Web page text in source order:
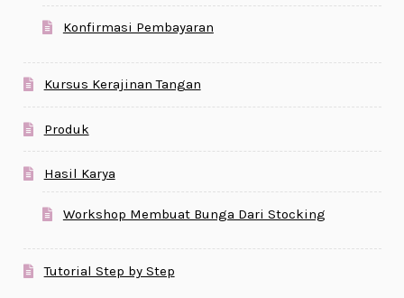
Konfirmasi Pembayaran
Kursus Kerajinan Tangan
Produk
Hasil Karya
Workshop Membuat Bunga Dari Stocking
Tutorial Step by Step